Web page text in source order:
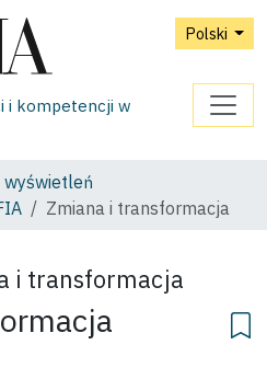
Polski
i kompetencji w
wyświetleń
Zmiana i transformacja
i transformacja